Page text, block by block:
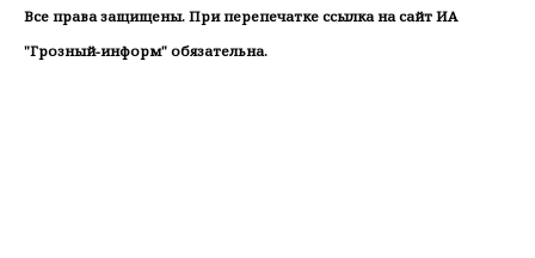
Все права защищены. При перепечатке ссылка на сайт ИА
"Грозный-информ" обязательна.